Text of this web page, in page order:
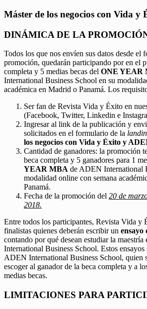
Máster de los negocios con Vida y
DINÁMICA DE LA
Todos los que nos envíen sus datos desde el
promoción, quedarán participando por en el
completa y 5 medias becas del ONE YEAR
International Business School en su
académica en Madrid o Panamá. Los
Ser fan de Revista Vida y Éxito en
(Facebook, Twitter, Linkedin e
Ingresar al link de la publicación y
solicitados en el formulario de la
los negocios con Vida y Éxito y
Cantidad de ganadores: la promoción
beca completa y 5 ganadores para 1
YEAR MBA de ADEN International
modalidad online con semana
Panamá.
Fecha de la promoción del 20 de
2018.
Entre todos los participantes, Revista Vida y
finalistas quienes deberán escribir un ensayo
contando por qué desean estudiar la
International Business School. Estos ensayos
ADEN International Business School, quien
escoger al ganador de la beca completa y a
medias becas.
LIMITACIONES PARA